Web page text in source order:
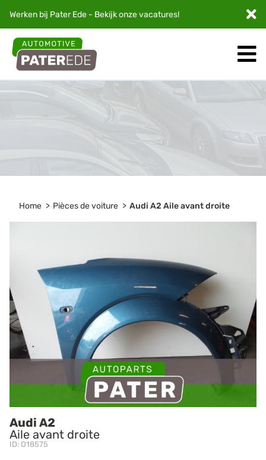
Werken bij Pater Ede - Bekijk onzevacatures!
Home Pièces de voiture Audi A2 Aile avant droite
Audi A2
Aile avant droite
ID: O18575